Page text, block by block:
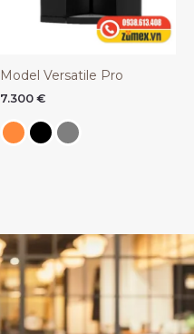
Model Versatile Pro
7.300 €